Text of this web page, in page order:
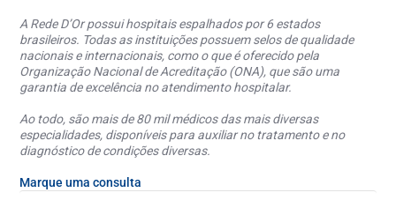
A Rede D’Or possui hospitais espalhados por 6 estados
brasileiros. Todas as instituições possuem selos de qualidade
nacionais e internacionais, como o que é oferecido pela
Organização Nacional de Acreditação (ONA), que são uma
garantia de excelência no atendimento hospitalar.
Ao todo, são mais de 80 mil médicos das mais diversas
especialidades, disponíveis para auxiliar no tratamento e no
diagnóstico de condições diversas.
Marque uma consulta